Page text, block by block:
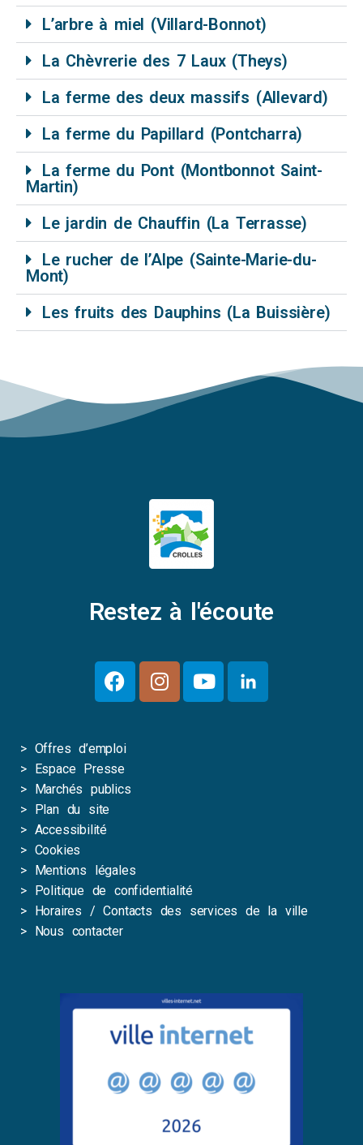
L’arbre à miel (Villard-Bonnot)
La Chèvrerie des 7 Laux (Theys)
La ferme des deux massifs (Allevard)
La ferme du Papillard (Pontcharra)
La ferme du Pont (Montbonnot Saint-
Martin)
Le jardin de Chauffin (La Terrasse)
Le rucher de l’Alpe (Sainte-Marie-du-
Mont)
Les fruits des Dauphins (La Buissière)
Restez à l'écoute
> Offres d’emploi
> Espace Presse
> Marchés publics
> Plan du site
> Accessibilité
> Cookies
> Mentions légales
> Politique de confidentialité
> Horaires / Contacts des services de la ville
> Nous contacter